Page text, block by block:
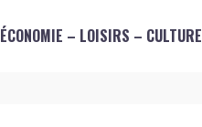
ÉCONOMIE – LOISIRS – CULTURE